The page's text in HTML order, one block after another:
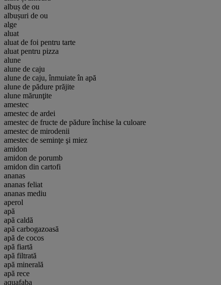
albuș de ou
albușuri de ou
alge
aluat
aluat de foi pentru tarte
aluat pentru pizza
alune
alune de caju
alune de caju, înmuiate în apă
alune de pădure prăjite
alune mărunţite
amestec
amestec de ardei
amestec de fructe de pădure închise la culoare
amestec de mirodenii
amestec de seminţe şi miez
amidon
amidon de porumb
amidon din cartofi
ananas
ananas feliat
ananas mediu
aperol
apă
apă caldă
apă carbogazoasă
apă de cocos
apă fiartă
apă filtrată
apă minerală
apă rece
aquafaba